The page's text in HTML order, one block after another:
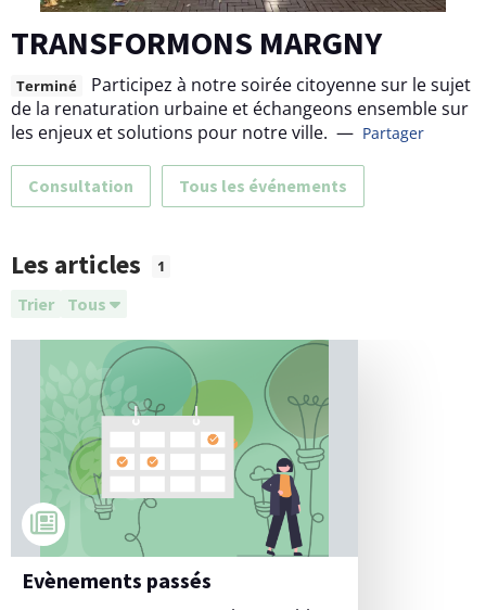
TRANSFORMONS MARGNY
Terminé
Participez à notre soirée citoyenne sur le sujet
de la renaturation urbaine et échangeons ensemble sur
les enjeux et solutions pour notre ville. — Partager
Consultation Tous les événements
Les articles 1
Trier Tous
Evènements passés